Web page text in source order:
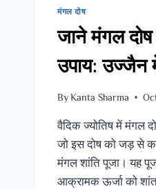
मंगल दोष
जाने मंगल दोष
उपाय: उज्जैन
By Kanta Sharma
वैदिक ज्योतिष में मंगल
जो इस दोष को जड़ से
मंगल शांति पूजा। यह
आक्रामक ऊर्जा को